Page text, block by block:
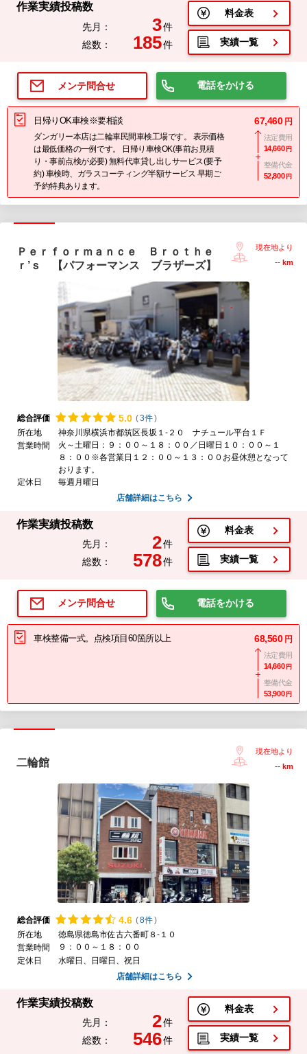
作業実績投稿数
先月： 3件
総数：
185件
料金表
実績一覧
メンテ問合せ 電話をかける
日帰りOK車検※要相談
ダンガリー本店は二輪車民間車検工場です。 表示価格
は最低価格の一例です。 日帰り車検OK(事前お見積
り・事前点検が必要) 無料代車貸し出しサービス(要予
約) 車検時、ガラスコーティング半額サービス 早期ご
予約特典あります。
67,460 円
法定費用
14,660 円
整備代金
52,800 円
Ｐｅｒｆｏｒｍａｎｃｅ Ｂｒｏｔｈｅ
ｒ’ｓ 【パフォーマンス ブラザーズ】
現在地より
-- km
総合評価 5.0 (3件)
所在地
神奈川県横浜市都筑区長坂１-２０ ナチュール平台１Ｆ
営業時間
火～土曜日：９：００～１８：００／日曜日１０：００～１
８：００※各営業日１２：００～１３：００お昼休憩となって
おります。
定休日
毎週月曜日
店舗詳細はこちら
作業実績投稿数
先月： 2件
総数：
578件
料金表
実績一覧
メンテ問合せ 電話をかける
車検整備一式。点検項目60箇所以上 68,560 円
法定費用
14,660 円
整備代金
53,900 円
二輪館
現在地より
-- km
総合評価 4.6 (8件)
所在地
徳島県徳島市佐古六番町８-１０
営業時間
９：００～１８：００
定休日
水曜日、日曜日、祝日
店舗詳細はこちら
作業実績投稿数
先月： 2件
総数：
546件
料金表
実績一覧